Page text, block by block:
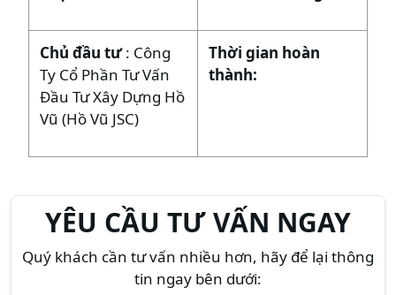
Chủ đầu tư: Công
Ty Cổ Phần Tư Vấn
Đầu Tư Xây Dựng Hồ
Vũ (Hồ Vũ JSC)
Thời gian hoàn
thành:
YÊU CẦU TƯ VẤN NGAY
Quý khách cần tư vấn nhiều hơn, hãy để lại thông
tin ngay bên dưới: